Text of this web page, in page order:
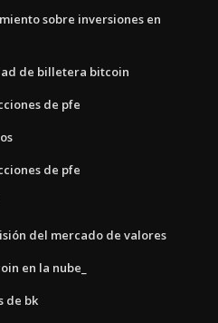
sobre inversiones en
de billetera bitcoin
de pfe
de pfe
del mercado de valores
en la nube_
de bk